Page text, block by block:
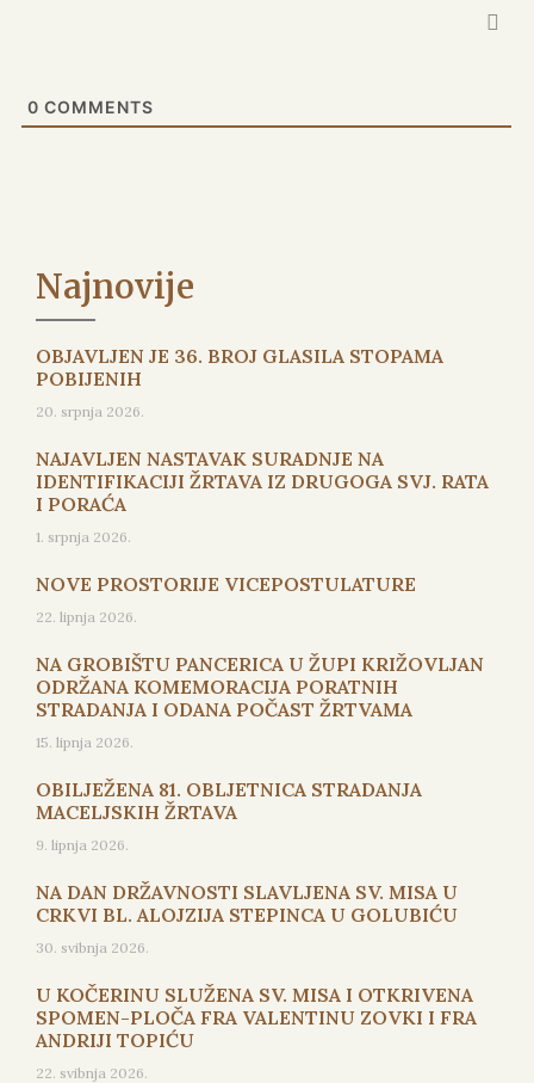
0 COMMENTS
Najnovije
OBJAVLJEN JE 36. BROJ GLASILA STOPAMA
POBIJENIH
20. srpnja 2026.
NAJAVLJEN NASTAVAK SURADNJE NA
IDENTIFIKACIJI ŽRTAVA IZ DRUGOGA SVJ. RATA
I PORAĆA
1. srpnja 2026.
NOVE PROSTORIJE VICEPOSTULATURE
22. lipnja 2026.
NA GROBIŠTU PANCERICA U ŽUPI KRIŽOVLJAN
ODRŽANA KOMEMORACIJA PORATNIH
STRADANJA I ODANA POČAST ŽRTVAMA
15. lipnja 2026.
OBILJEŽENA 81. OBLJETNICA STRADANJA
MACELJSKIH ŽRTAVA
9. lipnja 2026.
NA DAN DRŽAVNOSTI SLAVLJENA SV. MISA U
CRKVI BL. ALOJZIJA STEPINCA U GOLUBIĆU
30. svibnja 2026.
U KOČERINU SLUŽENA SV. MISA I OTKRIVENA
SPOMEN-PLOČA FRA VALENTINU ZOVKI I FRA
ANDRIJI TOPIĆU
22. svibnja 2026.